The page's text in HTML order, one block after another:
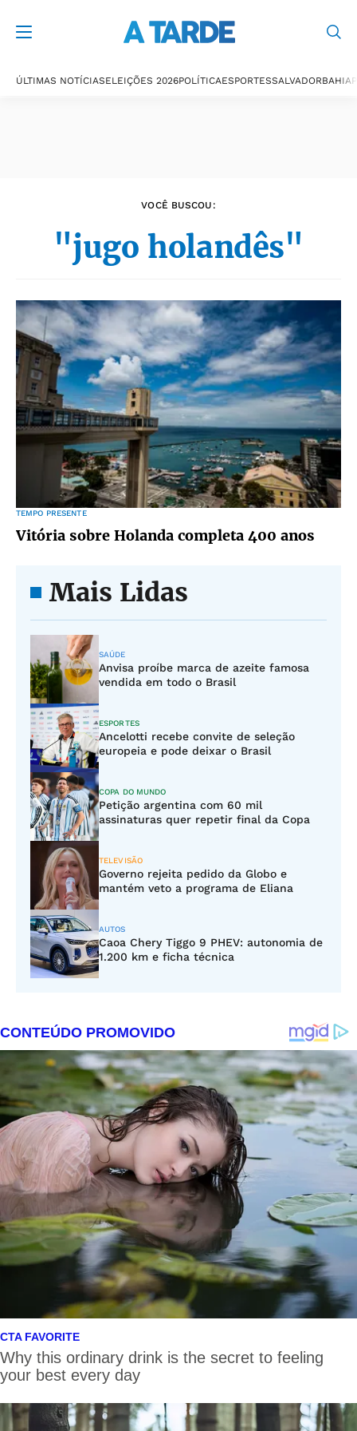
ÚLTIMAS NOTÍCIASELEIÇÕES 2026POLÍTICAESPORTESSALVADORBAHIA
VOCÊ BUSCOU:
"jugo holandês"
TEMPO PRESENTE
Vitória sobre Holanda completa 400 anos
Mais Lidas
SAÚDE
Anvisa proíbe marca de azeite famosa
vendida em todo o Brasil
ESPORTES
Ancelotti recebe convite de seleção
europeia e pode deixar o Brasil
COPA DO MUNDO
Petição argentina com 60 mil
assinaturas quer repetir final da Copa
TELEVISÃO
Governo rejeita pedido da Globo e
mantém veto a programa de Eliana
AUTOS
Caoa Chery Tiggo 9 PHEV: autonomia de
1.200 km e ficha técnica